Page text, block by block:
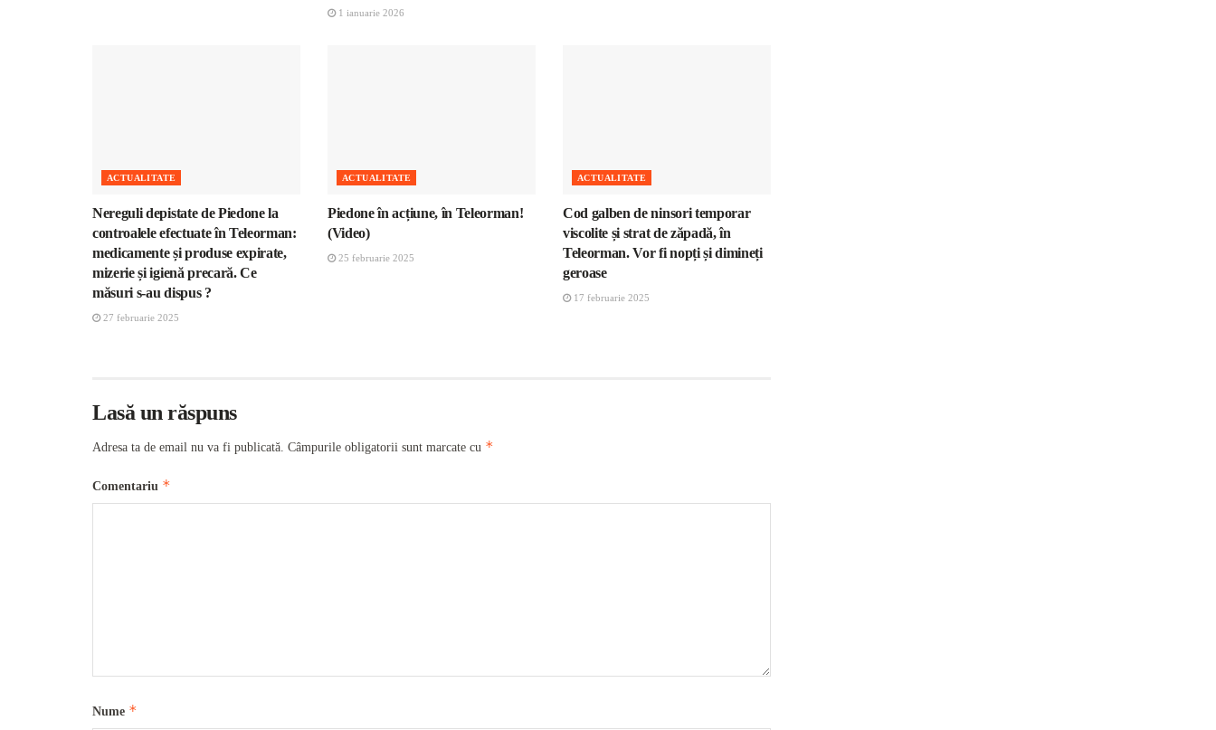
1 ianuarie 2026
ACTUALITATE
Nereguli depistate de Piedone la
controalele efectuate în Teleorman:
medicamente și produse expirate,
mizerie și igienă precară. Ce
măsuri s-au dispus ?
27 februarie 2025
ACTUALITATE
Piedone în acțiune, în Teleorman!
(Video)
25 februarie 2025
ACTUALITATE
Cod galben de ninsori temporar
viscolite și strat de zăpadă, în
Teleorman. Vor fi nopți și dimineți
geroase
17 februarie 2025
Lasă un răspuns
Adresa ta de email nu va fi publicată. Câmpurile obligatorii sunt marcate cu *
Comentariu *
Nume *